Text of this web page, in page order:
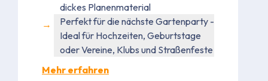
dickes Planenmaterial
Perfekt für die nächste Gartenparty -
Ideal für Hochzeiten, Geburtstage
oder Vereine, Klubs und Straßenfeste
Mehr erfahren